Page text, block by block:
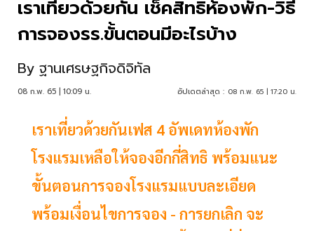
เราเที่ยวด้วยกัน เช็คสิทธิห้องพัก-วิธี
การจองรร.ขั้นตอนมีอะไรบ้าง
By ฐานเศรษฐกิจดิจิทัล
08 ก.พ. 65 | 10:09 น. อัปเดตล่าสุด : 08 ก.พ. 65 | 17:20 น.
เราเที่ยวด้วยกันเฟส 4 อัพเดทห้องพัก
โรงแรมเหลือให้จองอีกกี่สิทธิ พร้อมแนะ
ขั้นตอนการจองโรงแรมแบบละเอียด
พร้อมเงื่อนไขการจอง - การยกเลิก จะ